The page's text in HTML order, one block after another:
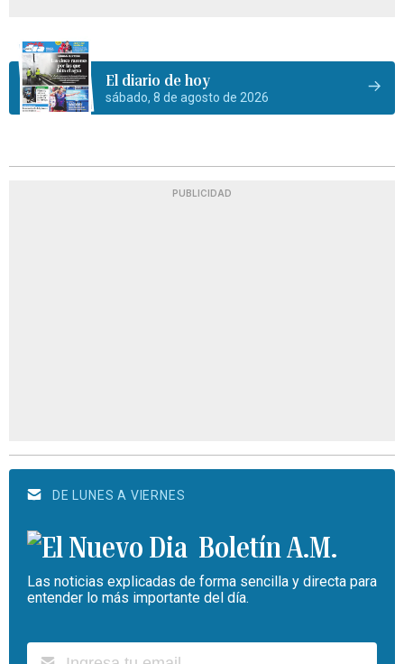
El diario de hoy
sábado, 8 de agosto de 2026
PUBLICIDAD
DE LUNES A VIERNES
Boletín A.M.
Las noticias explicadas de forma sencilla y directa para
entender lo más importante del día.